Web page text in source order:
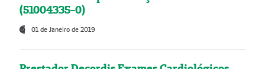
(51004335-0)
01 de Janeiro de 2019